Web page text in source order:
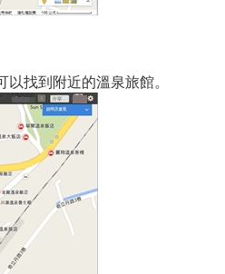
找到附近的溫泉旅館。